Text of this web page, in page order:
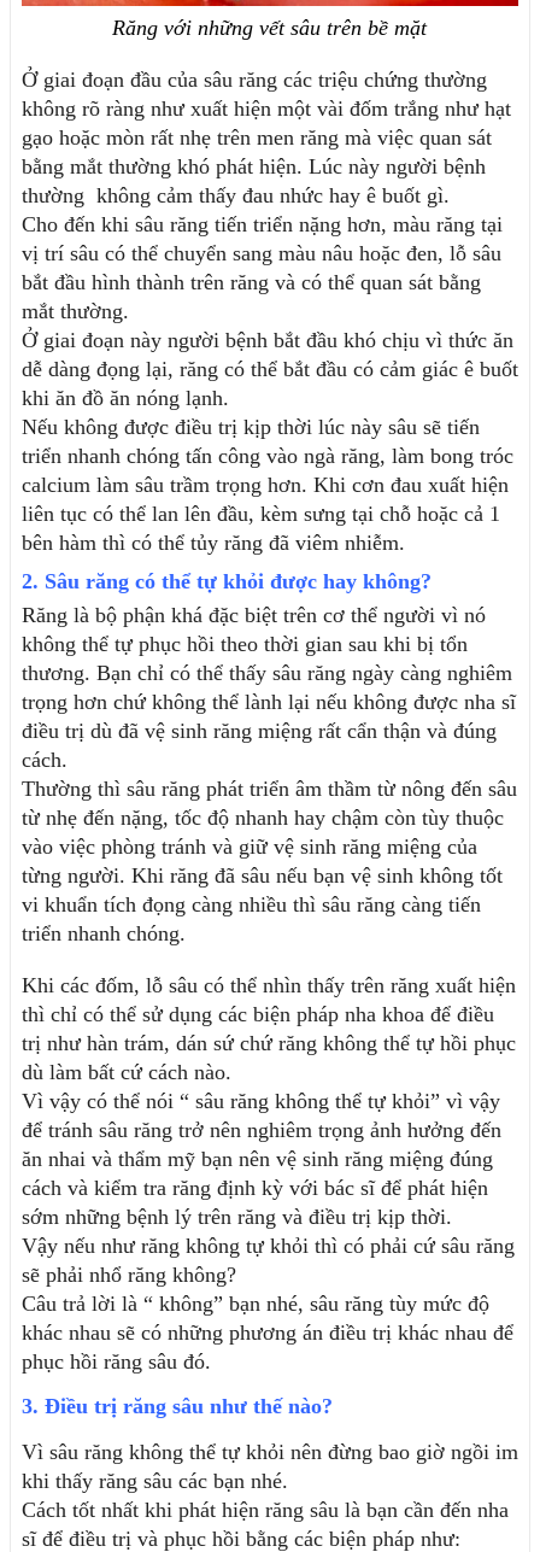
Răng với những vết sâu trên bề mặt
Ở giai đoạn đầu của sâu răng các triệu chứng thường
không rõ ràng như xuất hiện một vài đốm trắng như hạt
gạo hoặc mòn rất nhẹ trên men răng mà việc quan sát
bằng mắt thường khó phát hiện. Lúc này người bệnh
thường  không cảm thấy đau nhức hay ê buốt gì.
Cho đến khi sâu răng tiến triển nặng hơn, màu răng tại
vị trí sâu có thể chuyển sang màu nâu hoặc đen, lỗ sâu
bắt đầu hình thành trên răng và có thể quan sát bằng
mắt thường.
Ở giai đoạn này người bệnh bắt đầu khó chịu vì thức ăn
dễ dàng đọng lại, răng có thể bắt đầu có cảm giác ê buốt
khi ăn đồ ăn nóng lạnh.
Nếu không được điều trị kịp thời lúc này sâu sẽ tiến
triển nhanh chóng tấn công vào ngà răng, làm bong tróc
calcium làm sâu trầm trọng hơn. Khi cơn đau xuất hiện
liên tục có thể lan lên đầu, kèm sưng tại chỗ hoặc cả 1
bên hàm thì có thể tủy răng đã viêm nhiễm.
2. Sâu răng có thể tự khỏi được hay không?
Răng là bộ phận khá đặc biệt trên cơ thể người vì nó
không thể tự phục hồi theo thời gian sau khi bị tổn
thương. Bạn chỉ có thể thấy sâu răng ngày càng nghiêm
trọng hơn chứ không thể lành lại nếu không được nha sĩ
điều trị dù đã vệ sinh răng miệng rất cẩn thận và đúng
cách.
Thường thì sâu răng phát triển âm thầm từ nông đến sâu
từ nhẹ đến nặng, tốc độ nhanh hay chậm còn tùy thuộc
vào việc phòng tránh và giữ vệ sinh răng miệng của
từng người. Khi răng đã sâu nếu bạn vệ sinh không tốt
vi khuẩn tích đọng càng nhiều thì sâu răng càng tiến
triển nhanh chóng.
Khi các đốm, lỗ sâu có thể nhìn thấy trên răng xuất hiện
thì chỉ có thể sử dụng các biện pháp nha khoa để điều
trị như hàn trám, dán sứ chứ răng không thể tự hồi phục
dù làm bất cứ cách nào.
Vì vậy có thể nói “ sâu răng không thể tự khỏi” vì vậy
để tránh sâu răng trở nên nghiêm trọng ảnh hưởng đến
ăn nhai và thẩm mỹ bạn nên vệ sinh răng miệng đúng
cách và kiểm tra răng định kỳ với bác sĩ để phát hiện
sớm những bệnh lý trên răng và điều trị kịp thời.
Vậy nếu như răng không tự khỏi thì có phải cứ sâu răng
sẽ phải nhổ răng không?
Câu trả lời là “ không” bạn nhé, sâu răng tùy mức độ
khác nhau sẽ có những phương án điều trị khác nhau để
phục hồi răng sâu đó.
3. Điều trị răng sâu như thế nào?
Vì sâu răng không thể tự khỏi nên đừng bao giờ ngồi im
khi thấy răng sâu các bạn nhé.
Cách tốt nhất khi phát hiện răng sâu là bạn cần đến nha
sĩ để điều trị và phục hồi bằng các biện pháp như: